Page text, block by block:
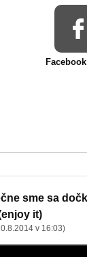
sme sa
it)
v 16:03)